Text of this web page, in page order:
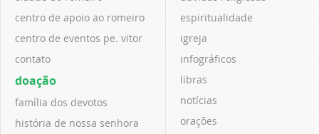
centro de apoio ao romeiro
centro de eventos pe. vitor
contato
doação
família dos devotos
história de nossa senhora
espiritualidade
igreja
infográficos
libras
notícias
orações